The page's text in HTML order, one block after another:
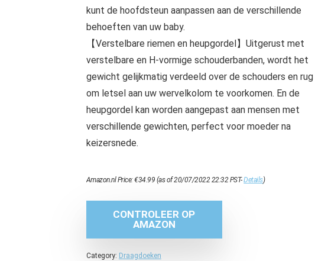
kunt de hoofdsteun aanpassen aan de verschillende
behoeften van uw baby.
【Verstelbare riemen en heupgordel】Uitgerust met
verstelbare en H-vormige schouderbanden, wordt het
gewicht gelijkmatig verdeeld over de schouders en rug
om letsel aan uw wervelkolom te voorkomen. En de
heupgordel kan worden aangepast aan mensen met
verschillende gewichten, perfect voor moeder na
keizersnede.
Amazon.nl Price:€34.99 (as of 20/07/2022 22:32 PST-Details)
CONTROLEER OP
AMAZON
Category: Draagdoeken